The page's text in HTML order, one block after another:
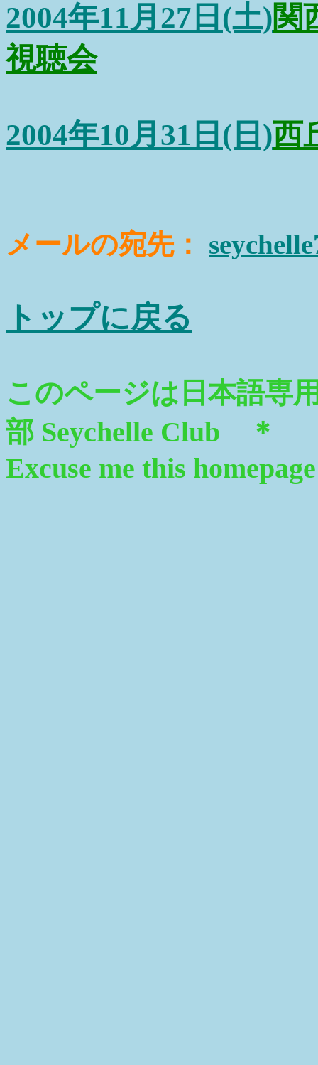
2004年11月27日(土)関
視聴会
2004年10月31日(日)西
メールの宛先：
トップに戻る
このページは日本語専
部 Seychelle Club ＊
Excuse me this